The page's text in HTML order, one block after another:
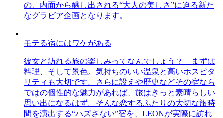
の、内面から醸し出される“大人の美しさ”に迫る新た
なグラビア企画となります。
モテる宿にはワケがある
彼女と訪れる旅の楽しみってなんでしょう？ まずは
料理、そして景色。気持ちのいい温泉と高いホスピタ
リティも大切です。さらに設えや歴史などその宿なら
ではの個性的な魅力があれば、旅はきっと素晴らしい
思い出になるはず。そんな恋するふたりの大切な旅時
間を演出する“ハズさない”宿を、LEONが実際に訪れ